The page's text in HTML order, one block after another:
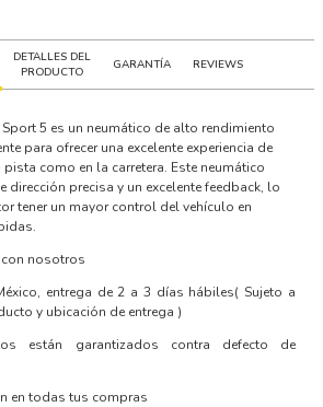
DETALLES DEL
PRODUCTO
GARANTÍA REVIEWS
5 es un neumático de alto rendimiento
para ofrecer una excelente experiencia de
como en la carretera. Este neumático
dirección precisa y un excelente feedback, lo
tener un mayor control del vehículo en
nosotros
entrega de 2 a 3 días hábiles( Sujeto a
y ubicación de entrega )
están garantizados contra defecto de
en todas tus compras